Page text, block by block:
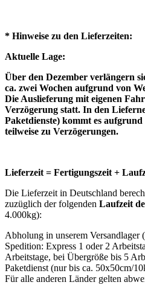
* Hinweise zu den Lieferzeiten:
Aktuelle Lage:
Über den Dezember verlängern
ca. zwei Wochen aufgrund von
Die Auslieferung mit eigenen
Verzögerung statt. In den
Paketdienste) kommt es
teilweise zu Verzögerungen.
Lieferzeit = Fertigungszeit +
Die Lieferzeit in Deutschland
zuzüglich der folgenden Laufzeit
4.000kg):
Abholung in unserem Versandlager
Spedition: Express 1 oder 2
Arbeitstage, bei Übergröße bis 5
Paketdienst (nur bis ca. 50x50cm/
Für alle anderen Länder gelten